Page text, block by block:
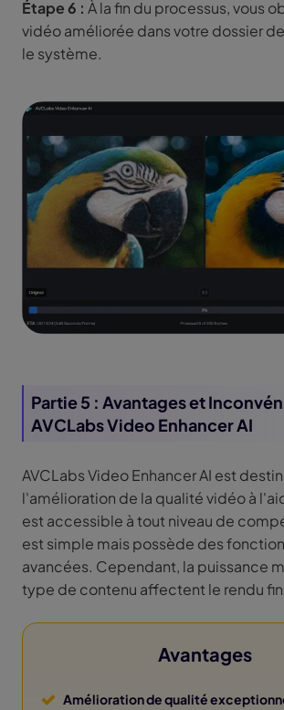
Étape 6 : À la fin du processus, vous
vidéo améliorée dans votre dossier
le système.
Partie 5 : Avantages et
AVCLabs Video Enhancer AI
AVCLabs Video Enhancer AI est
l'amélioration de la qualité vidéo à
est accessible à tout niveau de
est simple mais possède des
avancées. Cependant, la puissance
type de contenu affectent le rendu
Avantages
Amélioration de qualité